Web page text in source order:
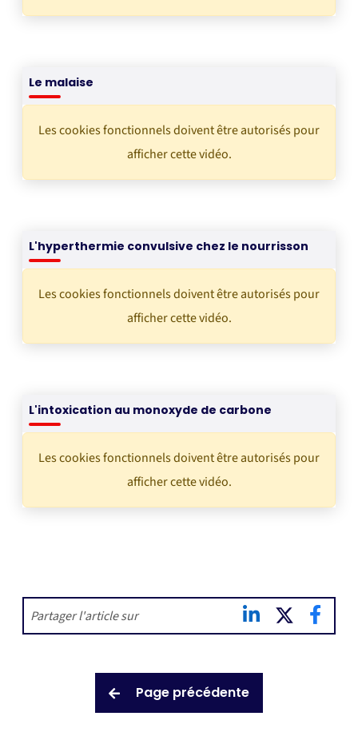
Le malaise
Les cookies fonctionnels doivent être autorisés pour
afficher cette vidéo.
L'hyperthermie convulsive chez le nourrisson
Les cookies fonctionnels doivent être autorisés pour
afficher cette vidéo.
L'intoxication au monoxyde de carbone
Les cookies fonctionnels doivent être autorisés pour
afficher cette vidéo.
Partager l'article sur
Page précédente